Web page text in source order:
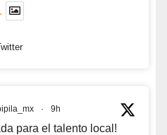
· 9h
para el talento local!